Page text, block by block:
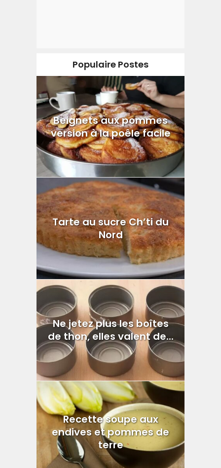
Populaire Postes
Beignets aux pommes
version à la poêle facile
Tarte au sucre Ch’ti du
Nord
Ne jetez plus les boîtes
de thon, elles valent de...
Recette soupe aux
endives et pommes de
terre